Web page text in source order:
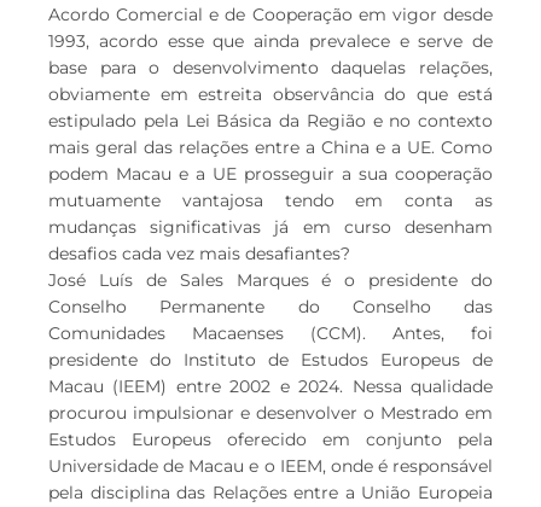
Acordo Comercial e de Cooperação em vigor desde
1993, acordo esse que ainda prevalece e serve de
base para o desenvolvimento daquelas relações,
obviamente em estreita observância do que está
estipulado pela Lei Básica da Região e no contexto
mais geral das relações entre a China e a UE. Como
podem Macau e a UE prosseguir a sua cooperação
mutuamente vantajosa tendo em conta as
mudanças significativas já em curso desenham
desafios cada vez mais desafiantes?
José Luís de Sales Marques é o presidente do
Conselho Permanente do Conselho das
Comunidades Macaenses (CCM). Antes, foi
presidente do Instituto de Estudos Europeus de
Macau (IEEM) entre 2002 e 2024. Nessa qualidade
procurou impulsionar e desenvolver o Mestrado em
Estudos Europeus oferecido em conjunto pela
Universidade de Macau e o IEEM, onde é responsável
pela disciplina das Relações entre a União Europeia